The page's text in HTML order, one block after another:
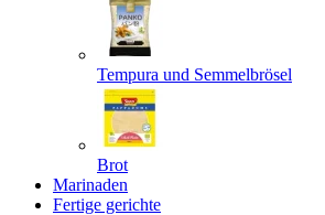
Tempura und Semmelbrösel
Brot
Marinaden
Fertige gerichte